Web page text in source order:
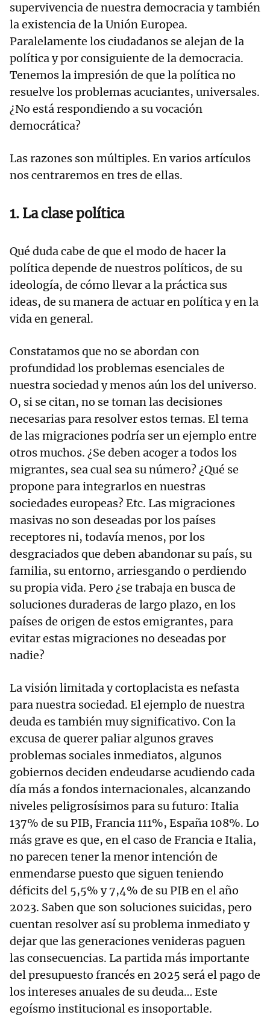
supervivencia de nuestra democracia y también
la existencia de la Unión Europea.
Paralelamente los ciudadanos se alejan de la
política y por consiguiente de la democracia.
Tenemos la impresión de que la política no
resuelve los problemas acuciantes, universales.
¿No está respondiendo a su vocación
democrática?
Las razones son múltiples. En varios artículos
nos centraremos en tres de ellas.
1. La clase política
Qué duda cabe de que el modo de hacer la
política depende de nuestros políticos, de su
ideología, de cómo llevar a la práctica sus
ideas, de su manera de actuar en política y en la
vida en general.
Constatamos que no se abordan con
profundidad los problemas esenciales de
nuestra sociedad y menos aún los del universo.
O, si se citan, no se toman las decisiones
necesarias para resolver estos temas. El tema
de las migraciones podría ser un ejemplo entre
otros muchos. ¿Se deben acoger a todos los
migrantes, sea cual sea su número? ¿Qué se
propone para integrarlos en nuestras
sociedades europeas? Etc. Las migraciones
masivas no son deseadas por los países
receptores ni, todavía menos, por los
desgraciados que deben abandonar su país, su
familia, su entorno, arriesgando o perdiendo
su propia vida. Pero ¿se trabaja en busca de
soluciones duraderas de largo plazo, en los
países de origen de estos emigrantes, para
evitar estas migraciones no deseadas por
nadie?
La visión limitada y cortoplacista es nefasta
para nuestra sociedad. El ejemplo de nuestra
deuda es también muy significativo. Con la
excusa de querer paliar algunos graves
problemas sociales inmediatos, algunos
gobiernos deciden endeudarse acudiendo cada
día más a fondos internacionales, alcanzando
niveles peligrosísimos para su futuro: Italia
137% de su PIB, Francia 111%, España 108%. Lo
más grave es que, en el caso de Francia e Italia,
no parecen tener la menor intención de
enmendarse puesto que siguen teniendo
déficits del 5,5% y 7,4% de su PIB en el año
2023. Saben que son soluciones suicidas, pero
cuentan resolver así su problema inmediato y
dejar que las generaciones venideras paguen
las consecuencias. La partida más importante
del presupuesto francés en 2025 será el pago de
los intereses anuales de su deuda… Este
egoísmo institucional es insoportable.